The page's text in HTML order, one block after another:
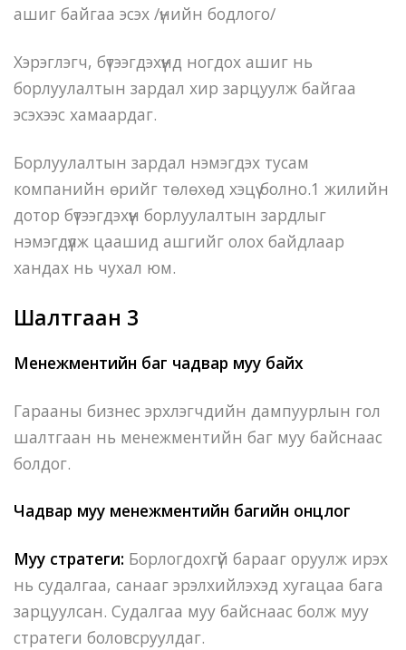
ашиг байгаа эсэх /үнийн бодлого/
Хэрэглэгч, бүтээгдэхүүнд ногдох ашиг нь
борлуулалтын зардал хир зарцуулж байгаа
эсэхээс хамаардаг.
Борлуулалтын зардал нэмэгдэх тусам
компанийн өрийг төлөхөд хэцүү болно.1 жилийн
дотор бүтээгдэхүүн борлуулалтын зардлыг
нэмэгдүүлж цаашид ашгийг олох байдлаар
хандах нь чухал юм.
Шалтгаан 3
Менежментийн баг чадвар муу байх
Гарааны бизнес эрхлэгчдийн дампуурлын гол
шалтгаан нь менежментийн баг муу байснаас
болдог.
Чадвар муу менежментийн багийн онцлог
Муу стратеги: Борлогдохгүй барааг оруулж ирэх
нь судалгаа, санааг эрэлхийлэхэд хугацаа бага
зарцуулсан. Судалгаа муу байснаас болж муу
стратеги боловсруулдаг.